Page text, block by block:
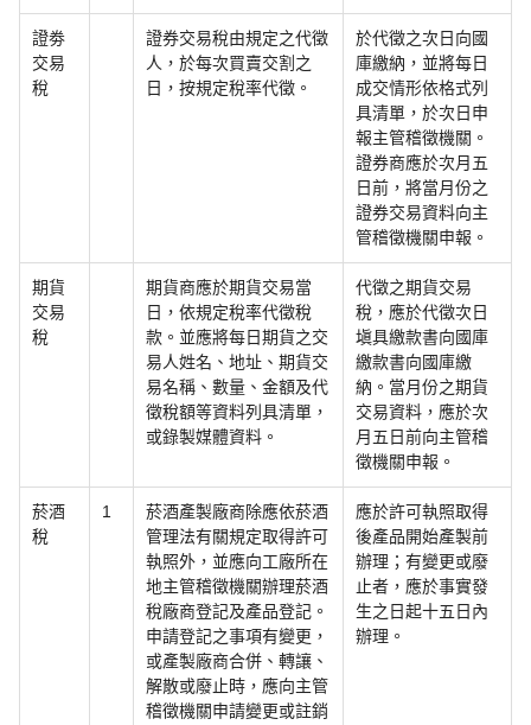
證劵
交易
稅
證券交易稅由規定之代徵
人，於每次買賣交割之
日，按規定稅率代徵。
於代徵之次日向國
庫繳納，並將每日
成交情形依格式列
具清單，於次日申
報主管稽徵機關。
證券商應於次月五
日前，將當月份之
證券交易資料向主
管稽徵機關申報。
期貨
交易
稅
期貨商應於期貨交易當
日，依規定稅率代徵稅
款。並應將每日期貨之交
易人姓名、地址、期貨交
易名稱、數量、金額及代
徵稅額等資料列具清單，
或錄製媒體資料。
代徵之期貨交易
稅，應於代徵次日
塡具繳款書向國庫
繳款書向國庫繳
納。當月份之期貨
交易資料，應於次
月五日前向主管稽
徵機關申報。
菸酒
稅
1
菸酒產製廠商除應依菸酒
管理法有關規定取得許可
執照外，並應向工廠所在
地主管稽徵機關辦理菸酒
稅廠商登記及產品登記。
申請登記之事項有變更，
或產製廠商合併、轉讓、
解散或廢止時，應向主管
稽徵機關申請變更或註銷
應於許可執照取得
後產品開始產製前
辦理；有變更或廢
止者，應於事實發
生之日起十五日內
辦理。